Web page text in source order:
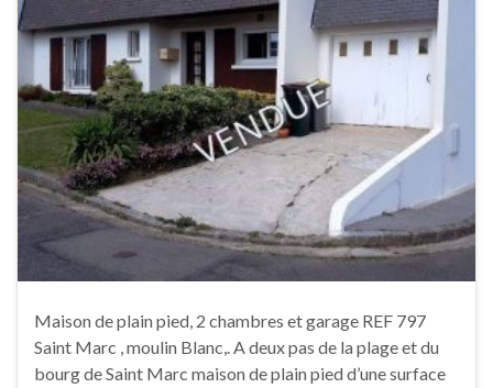
Maison de plain pied, 2 chambres et garage REF 797
Saint Marc , moulin Blanc,. A deux pas de la plage et du
bourg de Saint Marc maison de plain pied d’une surface